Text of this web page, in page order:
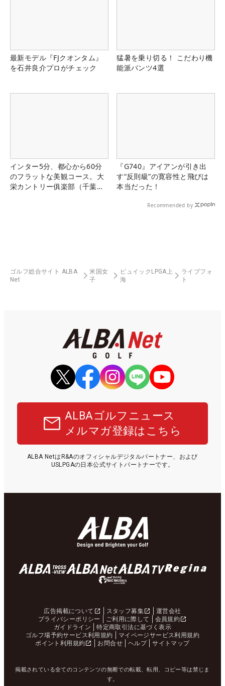
最新モデル『FJクオンタム』
を石井良介プロがチェック
猛暑を乗り切る！ こだわり機
能派パンツ4選
インター5分、都心から60分
のフラットな美観コース。大
栄カントリー俱楽部（千葉
『G740』アイアンが引き出
す“反則級”の寛容性と飛びは
本当だった！
Recommended by
ゴルフ総合サイト ALBA
Net
米国女
子
ビュイックLPGA上
海
ライブフォ
ト
ALBAゴルフニュース
メルマガ登録はこちら
ALBA NetはR&Aのオフィシャルデジタルパートナー、および
USLPGAの日本公式サイトパートナーです。
広告掲載について スタッフ募集
運営会社
プライバシーポリシー
ご利用に際して
会員規約
ガイドライン
特定商取引法に基づく表示
ゴルフ場予約サービス利用規約
マイページサービス利用規約
ポイント利用規約
お問合せ ヘルプ サイトマップ
掲載されている全てのコンテンツの無断での転載、転用、コピー等は禁じま
す。